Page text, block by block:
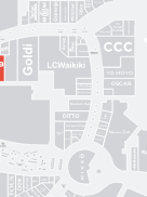
Gorenje
Proзріння
Mariani Italy
OSCAR